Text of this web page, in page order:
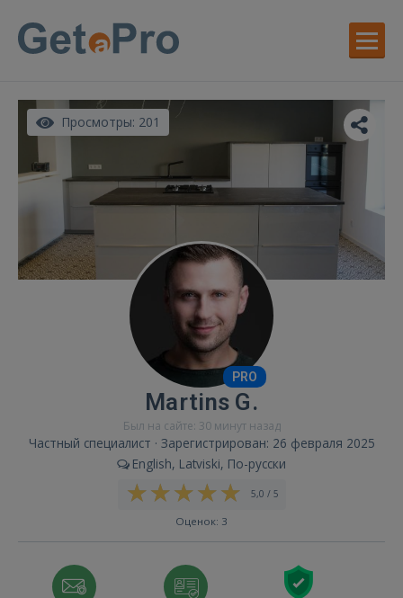
Просмотры: 201
PRO
Martins G.
Был на сайте: 30 минут назад
Частный специалист · Зарегистрирован: 26 февраля 2025
English, Latviski, По-русски
5,0 / 5
Оценок: 3